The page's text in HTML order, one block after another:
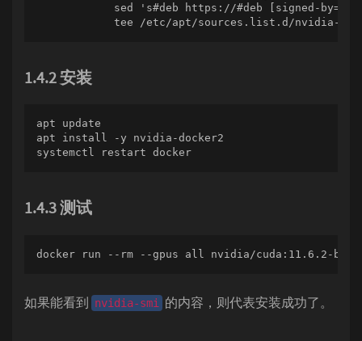
sed 's#deb https://#deb [signed-by=/
tee /etc/apt/sources.list.d/nvidia-
1.4.2 安装
apt update
apt install -y nvidia-docker2
systemctl restart docker
1.4.3 测试
docker run --rm --gpus all nvidia/cuda:11.6.2-
如果能看到 nvidia-smi 的内容，则代表安装成功了。